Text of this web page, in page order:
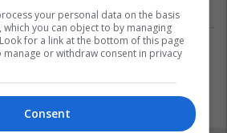
B Creative rrit ndikimin e
tuaj online
Plan B
your personal data on the basis
you can object to by managing
for a link at the bottom of this page
manage or withdraw consent in privacy
Consent